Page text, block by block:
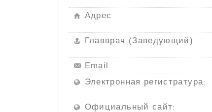
Адрес:
Главврач (Заведующий):
Email:
Электронная регистратура:
Официальный сайт: